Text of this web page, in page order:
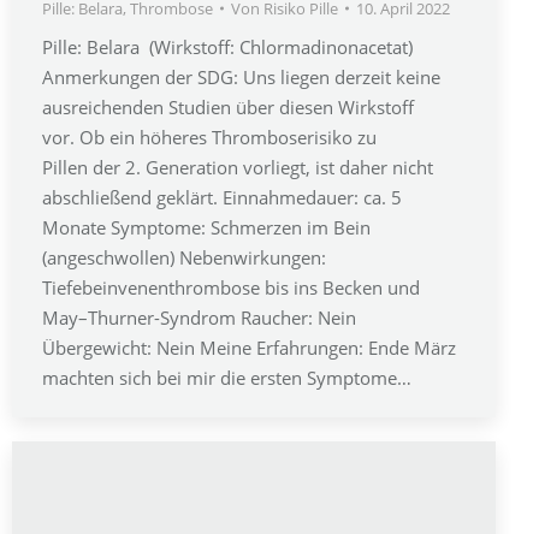
Pille: Belara, Thrombose Von Risiko Pille 10. April 2022
Pille: Belara (Wirkstoff: Chlormadinonacetat)
Anmerkungen der SDG: Uns liegen derzeit keine
ausreichenden Studien über diesen Wirkstoff
vor. Ob ein höheres Thromboserisiko zu
Pillen der 2. Generation vorliegt, ist daher nicht
abschließend geklärt. Einnahmedauer: ca. 5
Monate Symptome: Schmerzen im Bein
(angeschwollen) Nebenwirkungen:
Tiefebeinvenenthrombose bis ins Becken und
May–Thurner-Syndrom Raucher: Nein
Übergewicht: Nein Meine Erfahrungen: Ende März
machten sich bei mir die ersten Symptome…